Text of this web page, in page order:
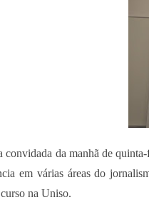
da manhã de
em várias áreas do
na Uniso.